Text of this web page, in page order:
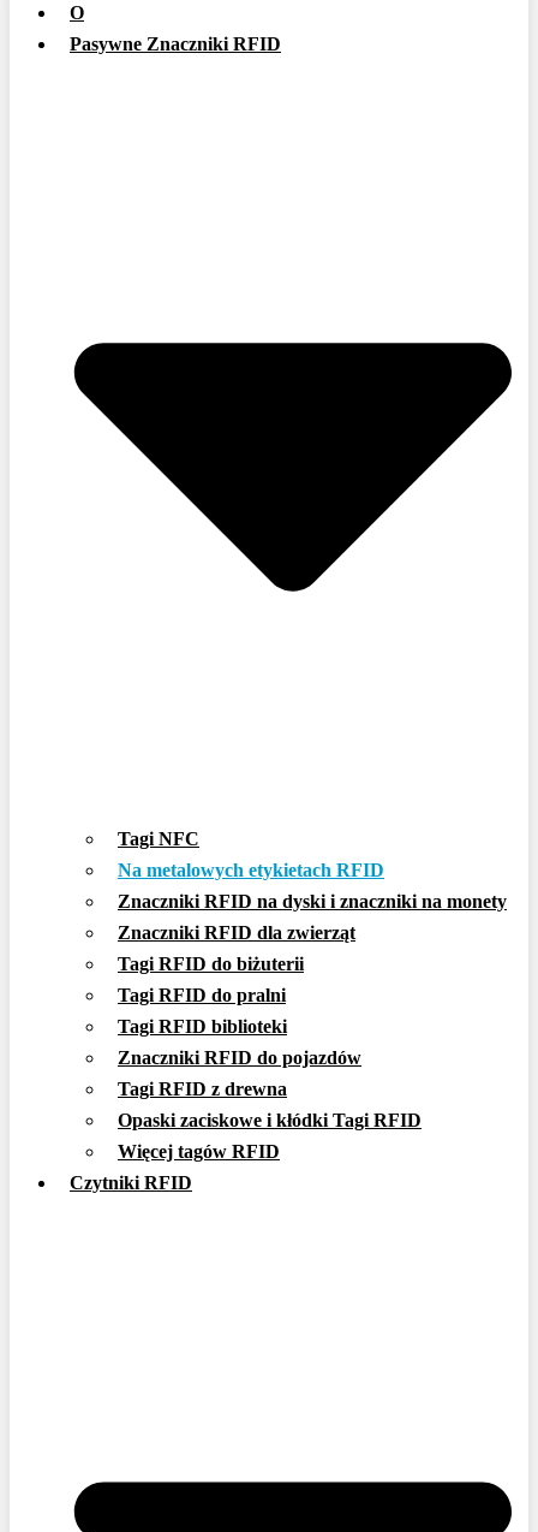
O
Pasywne Znaczniki RFID
Tagi NFC
Na metalowych etykietach RFID
Znaczniki RFID na dyski i znaczniki na monety
Znaczniki RFID dla zwierząt
Tagi RFID do biżuterii
Tagi RFID do pralni
Tagi RFID biblioteki
Znaczniki RFID do pojazdów
Tagi RFID z drewna
Opaski zaciskowe i kłódki Tagi RFID
Więcej tagów RFID
Czytniki RFID